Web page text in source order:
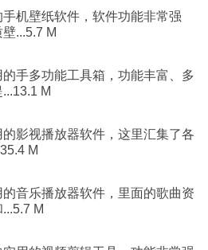
机壁纸软件，软件功能非常强
...5.7 M
手多功能工具箱，功能丰富、多
M
影视播放器软件，这里汇集了各
M
音乐播放器软件，里面的歌曲资
M